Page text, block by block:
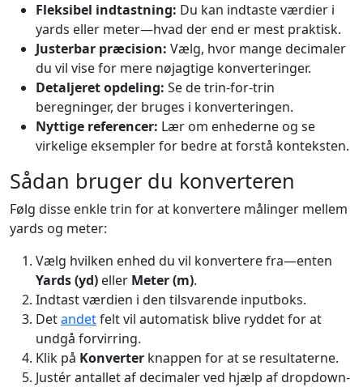
Fleksibel indtastning: Du kan indtaste værdier i
yards eller meter—hvad der end er mest praktisk.
Justerbar præcision: Vælg, hvor mange decimaler
du vil vise for mere nøjagtige konverteringer.
Detaljeret opdeling: Se de trin-for-trin
beregninger, der bruges i konverteringen.
Nyttige referencer: Lær om enhederne og se
virkelige eksempler for bedre at forstå konteksten.
Sådan bruger du konverteren
Følg disse enkle trin for at konvertere målinger mellem
yards og meter:
Vælg hvilken enhed du vil konvertere fra—enten
Yards (yd) eller Meter (m).
Indtast værdien i den tilsvarende inputboks.
Detandetfelt vil automatisk blive ryddet for at
undgå forvirring.
Klik på Konverter knappen for at se resultaterne.
Justér antallet af decimaler ved hjælp af dropdown-